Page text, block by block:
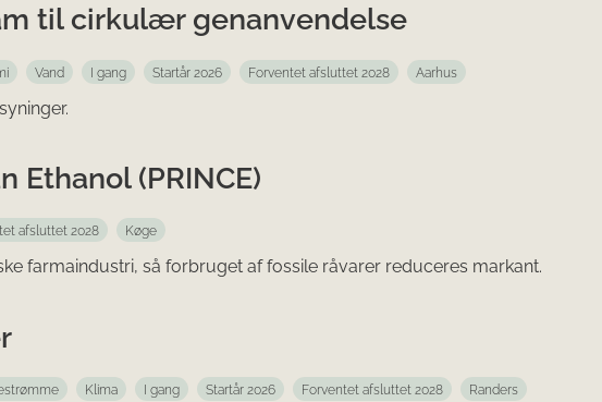
til cirkulær genanvendelse
Vand I gang Startår 2026 Forventet afsluttet 2028 Aarhus
(PRINCE)
afsluttet 2028 Køge
farmaindustri, så forbruget af fossile råvarer reduceres markant.
Klima I gang Startår 2026 Forventet afsluttet 2028 Randers